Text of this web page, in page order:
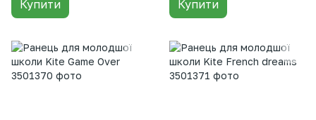
Купити Купити